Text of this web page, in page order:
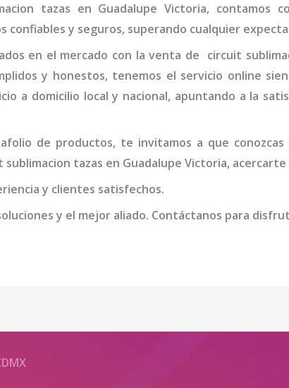
tazas en Guadalupe Victoria, contamos
confiables y seguros, superando cualquier
en el mercado con la venta de circuit
y honestos, tenemos el servicio online
a domicilio local y nacional, apuntando a la
de productos, te invitamos a que
sublimacion tazas en Guadalupe Victoria,
y clientes satisfechos.
y el mejor aliado. Contáctanos para